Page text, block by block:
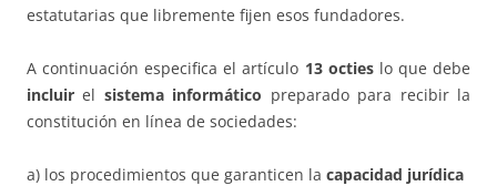
estatutarias que libremente fijen esos fundadores.
A continuación especifica el artículo 13 octieslo que debe
incluir el sistema informático preparado para recibir la
constitución en línea de sociedades:
a) los procedimientos que garanticen la capacidad jurídica